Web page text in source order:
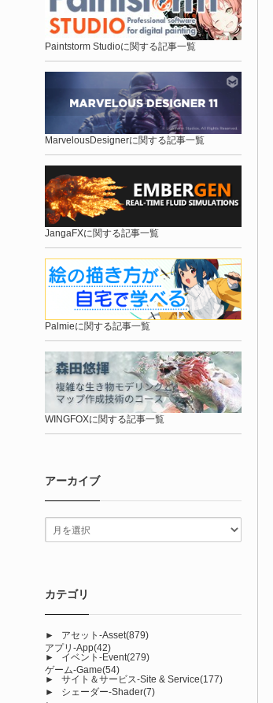
Paintstorm Studioに関する記事一覧
MarvelousDesignerに関する記事一覧
JangaFXに関する記事一覧
Palmieに関する記事一覧
WINGFOXに関する記事一覧
アーカイブ
カテゴリ
► アセット-Asset(879)
アプリ-App(42)
►
イベント-Event(279)
ゲーム-Game(54)
►
サイト＆サービス-Site & Service(177)
►
シェーダー-Shader(7)